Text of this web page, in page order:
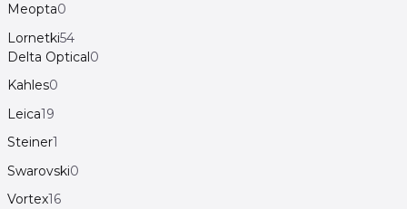
Meopta0
Lornetki54
Delta Optical0
Kahles0
Leica19
Steiner1
Swarovski0
Vortex16